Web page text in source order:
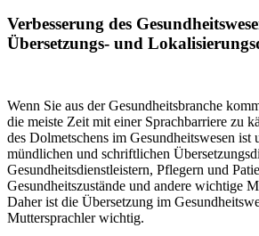
Verbesserung des
Übersetzungs- und
Wenn Sie aus der Gesundheitsbranche
die meiste Zeit mit einer Sprachbarriere zu
des Dolmetschens im Gesundheitswesen ist
mündlichen und schriftlichen
Gesundheitsdienstleistern, Pflegern und
Gesundheitszustände und andere wichtige
Daher ist die Übersetzung im
Muttersprachler wichtig.